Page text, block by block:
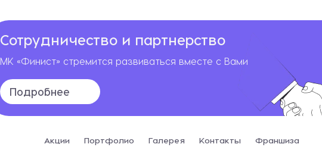
Сотрудничество и партнерство
МК «Финист» стремится развиваться вместе с Вами
Подробнее
Акции Портфолио Галерея Контакты Франшиза